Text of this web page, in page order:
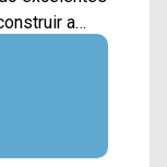
a
região com
ser